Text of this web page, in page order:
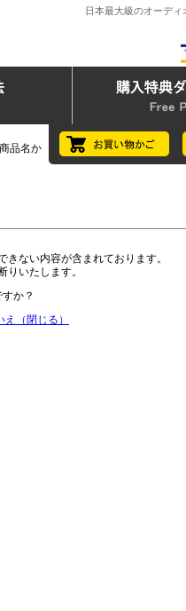
日本最大級のオーディ
商品名か
ない内容が含まれております。
りいたします。
か？
え（閉じる）